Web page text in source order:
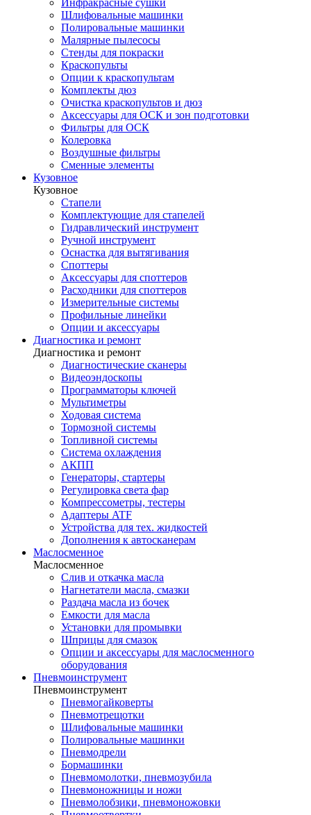
Инфракрасные сушки
Шлифовальные машинки
Полировальные машинки
Малярные пылесосы
Стенды для покраски
Краскопульты
Опции к краскопультам
Комплекты дюз
Очистка краскопультов и дюз
Аксессуары для ОСК и зон подготовки
Фильтры для ОСК
Колеровка
Воздушные фильтры
Сменные элементы
Кузовное
Кузовное
Стапели
Комплектующие для стапелей
Гидравлический инструмент
Ручной инструмент
Оснастка для вытягивания
Споттеры
Аксессуары для споттеров
Расходники для споттеров
Измерительные системы
Профильные линейки
Опции и аксессуары
Диагностика и ремонт
Диагностика и ремонт
Диагностические сканеры
Видеоэндоскопы
Программаторы ключей
Мультиметры
Ходовая система
Тормозной системы
Топливной системы
Система охлаждения
АКПП
Генераторы, стартеры
Регулировка света фар
Компрессометры, тестеры
Адаптеры ATF
Устройства для тех. жидкостей
Дополнения к автосканерам
Маслосменное
Маслосменное
Слив и откачка масла
Нагнетатели масла, смазки
Раздача масла из бочек
Емкости для масла
Установки для промывки
Шприцы для смазок
Опции и аксессуары для маслосменного
оборудования
Пневмоинструмент
Пневмоинструмент
Пневмогайковерты
Пневмотрещотки
Шлифовальные машинки
Полировальные машинки
Пневмодрели
Бормашинки
Пневмомолотки, пневмозубила
Пневмоножницы и ножи
Пневмолобзики, пневмоножовки